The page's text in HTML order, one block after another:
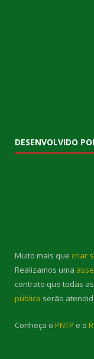
DESENVOLVIDO
Muito mais que criar
Realizamos uma
contrato que todas
pública serão
Conheça o PNTP e o